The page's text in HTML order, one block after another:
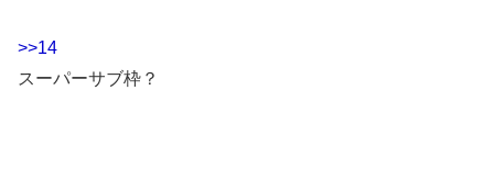
>>14
スーパーサブ枠？